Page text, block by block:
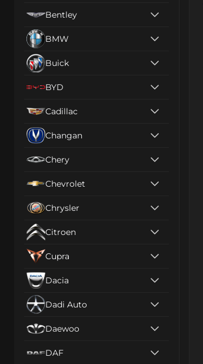
Bentley
BMW
Buick
BYD
Cadillac
Changan
Chery
Chevrolet
Chrysler
Citroen
Cupra
Dacia
Dadi Auto
Daewoo
DAF